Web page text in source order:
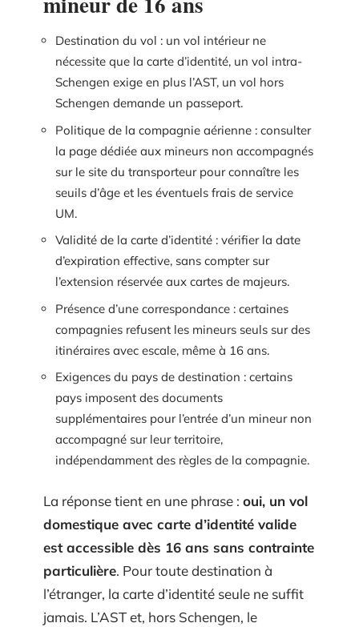
Destination du vol : un vol intérieur ne
nécessite que la carte d’identité, un vol intra-
Schengen exige en plus l’AST, un vol hors
Schengen demande un passeport.
Politique de la compagnie aérienne : consulter
la page dédiée aux mineurs non accompagnés
sur le site du transporteur pour connaître les
seuils d’âge et les éventuels frais de service
UM.
Validité de la carte d’identité : vérifier la date
d’expiration effective, sans compter sur
l’extension réservée aux cartes de majeurs.
Présence d’une correspondance : certaines
compagnies refusent les mineurs seuls sur des
itinéraires avec escale, même à 16 ans.
Exigences du pays de destination : certains
pays imposent des documents
supplémentaires pour l’entrée d’un mineur non
accompagné sur leur territoire,
indépendamment des règles de la compagnie.
La réponse tient en une phrase : oui, un vol
domestique avec carte d’identité valide
est accessible dès 16 ans sans contrainte
particulière. Pour toute destination à
l’étranger, la carte d’identité seule ne suffit
jamais. L’AST et, hors Schengen, le